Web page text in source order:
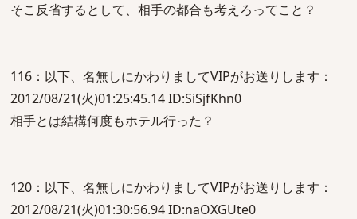
そこ反省するとして、相手の都合も考えろってこと？
116：以下、名無しにかわりましてVIPがお送りします：
2012/08/21(火)01:25:45.14 ID:SiSjfKhn0
相手とは結構何度もホテル行った？
120：以下、名無しにかわりましてVIPがお送りします：
2012/08/21(火)01:30:56.94 ID:naOXGUte0